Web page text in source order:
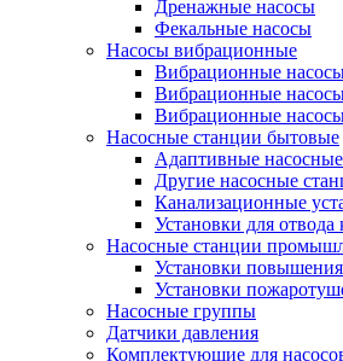
Дренажные насосы
Фекальные насосы
Насосы вибрационные
Вибрационные
Вибрационные
Вибрационные
Насосные станции бытовые
Адаптивные
Другие насосные
Канализационные
Установки для отвода
Насосные станции
Установки
Установки
Насосные группы
Датчики давления
Комплектующие для